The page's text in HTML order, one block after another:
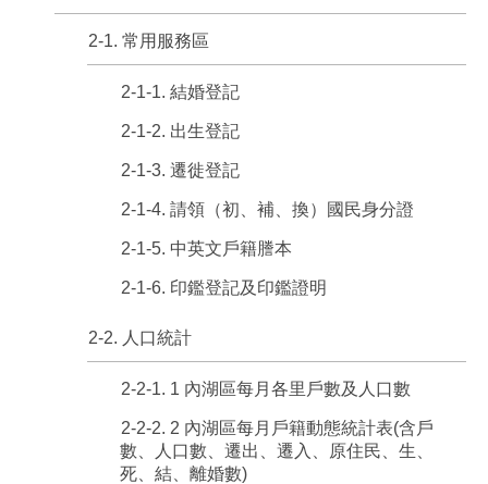
2-1. 常用服務區
2-1-1. 結婚登記
2-1-2. 出生登記
2-1-3. 遷徙登記
2-1-4. 請領（初、補、換）國民身分證
2-1-5. 中英文戶籍謄本
2-1-6. 印鑑登記及印鑑證明
2-2. 人口統計
2-2-1. 1 內湖區每月各里戶數及人口數
2-2-2. 2 內湖區每月戶籍動態統計表(含戶
數、人口數、遷出、遷入、原住民、生、
死、結、離婚數)